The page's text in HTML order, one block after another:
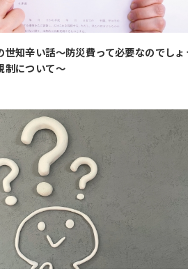
世知辛い話～防災費って必要なのでしょ
制について～